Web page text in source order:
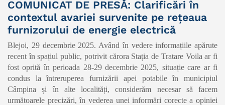
COMUNICAT DE PRESĂ: Clarificări în
contextul avariei survenite pe rețeaua
furnizorului de energie electrică
Blejoi, 29 decembrie 2025. Având în vedere informațiile apărute
recent în spațiul public, potrivit cărora Stația de Tratare Voila ar fi
fost oprită în perioada 28-29 decembrie 2025, situație care ar fi
condus la întreruperea furnizării apei potabile în municipiul
Câmpina și în alte localități, considerăm necesar să facem
următoarele precizări, în vederea unei informări corecte a opiniei